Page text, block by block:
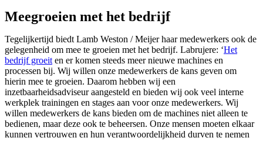
Meegroeien met het bedrijf
Tegelijkertijd biedt Lamb Weston / Meijer haar medewerkers ook de
gelegenheid om mee te groeien met het bedrijf. Labrujere: ‘Het
bedrijf groeit en er komen steeds meer nieuwe machines en
processen bij. Wij willen onze medewerkers de kans geven om
hierin mee te groeien. Daarom hebben wij een
inzetbaarheidsadviseur aangesteld en bieden wij ook veel interne
werkplek trainingen en stages aan voor onze medewerkers. Wij
willen medewerkers de kans bieden om de machines niet alleen te
bedienen, maar deze ook te beheersen. Onze mensen moeten elkaar
kunnen vertrouwen en hun verantwoordelijkheid durven te nemen